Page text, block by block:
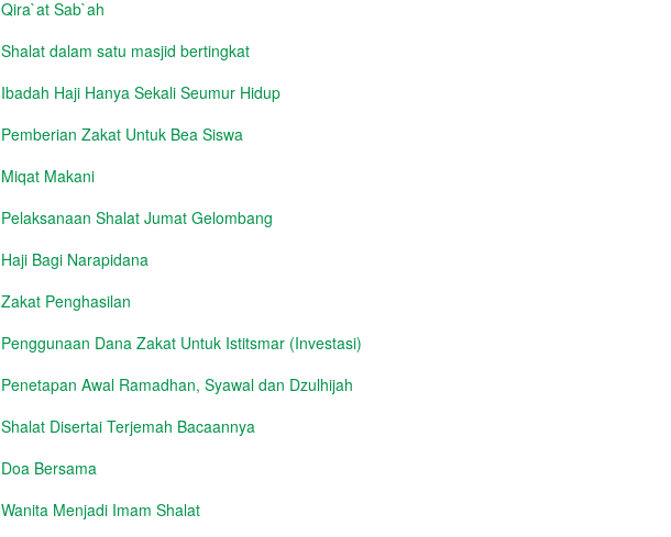
Qira`at Sab`ah
Shalat dalam satu masjid bertingkat
Ibadah Haji Hanya Sekali Seumur Hidup
Pemberian Zakat Untuk Bea Siswa
Miqat Makani
Pelaksanaan Shalat Jumat Gelombang
Haji Bagi Narapidana
Zakat Penghasilan
Penggunaan Dana Zakat Untuk Istitsmar (Investasi)
Penetapan Awal Ramadhan, Syawal dan Dzulhijah
Shalat Disertai Terjemah Bacaannya
Doa Bersama
Wanita Menjadi Imam Shalat